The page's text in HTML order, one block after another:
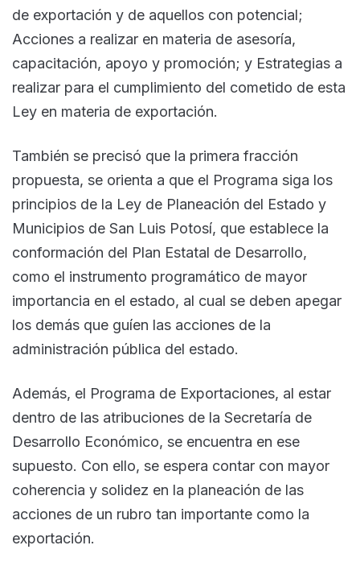
de exportación y de aquellos con potencial;
Acciones a realizar en materia de asesoría,
capacitación, apoyo y promoción; y Estrategias a
realizar para el cumplimiento del cometido de esta
Ley en materia de exportación.
También se precisó que la primera fracción
propuesta, se orienta a que el Programa siga los
principios de la Ley de Planeación del Estado y
Municipios de San Luis Potosí, que establece la
conformación del Plan Estatal de Desarrollo,
como el instrumento programático de mayor
importancia en el estado, al cual se deben apegar
los demás que guíen las acciones de la
administración pública del estado.
Además, el Programa de Exportaciones, al estar
dentro de las atribuciones de la Secretaría de
Desarrollo Económico, se encuentra en ese
supuesto. Con ello, se espera contar con mayor
coherencia y solidez en la planeación de las
acciones de un rubro tan importante como la
exportación.